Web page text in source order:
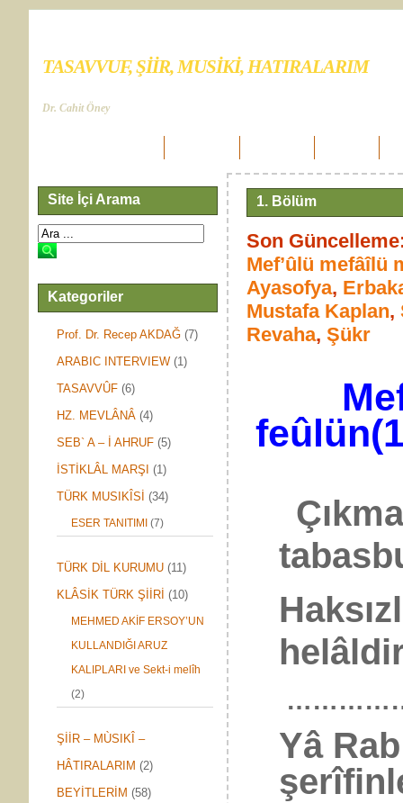
TASAVVUF, ŞİİR, MUSİKİ, HATIRALARIM
Dr. Cahit Öney
Site İçi Arama
Kategoriler
Prof. Dr. Recep AKDAĞ (7)
ARABIC INTERVIEW (1)
TASAVVÛF (6)
HZ. MEVLÂNÂ (4)
SEB` A – İ AHRUF (5)
İSTİKLÂL MARŞI (1)
TÜRK MUSIKÎSİ (34)
ESER TANITIMI (7)
TÜRK DİL KURUMU (11)
KLÂSİK TÜRK ŞİİRİ (10)
MEHMED AKİF ERSOY’UN
KULLANDIĞI ARUZ
KALIPLARI ve Sekt-i melîh
(2)
ŞİİR – MÙSIKÎ –
HÂTIRALARIM (2)
BEYİTLERİM (58)
1. Bölüm
Son
Mef’ûlü mefâîlü
Ayasofya,
Mustafa Kaplan,
Revaha,Şükr
Yâ